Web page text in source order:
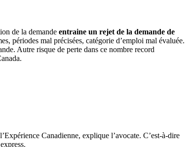
de la demande entraine un rejet de la demande de
périodes mal précisées, catégorie d’emploi mal évaluée.
Autre risque de perte dans ce nombre record
Canadienne, explique l’avocate. C’est-à-dire